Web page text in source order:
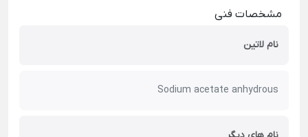
مشخصات فنی
نام لاتین
Sodium acetate anhydrous